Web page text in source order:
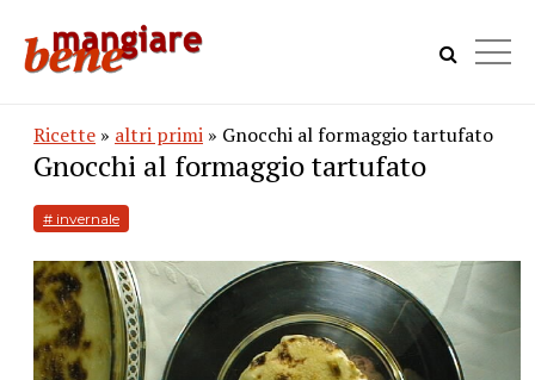
Ricette » altri primi » Gnocchi al formaggio tartufato
Gnocchi al formaggio tartufato
# invernale